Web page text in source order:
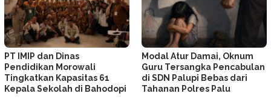
PT IMIP dan Dinas
Pendidikan Morowali
Tingkatkan Kapasitas 61
Kepala Sekolah di Bahodopi
Modal Atur Damai, Oknum
Guru Tersangka Pencabulan
di SDN Palupi Bebas dari
Tahanan Polres Palu